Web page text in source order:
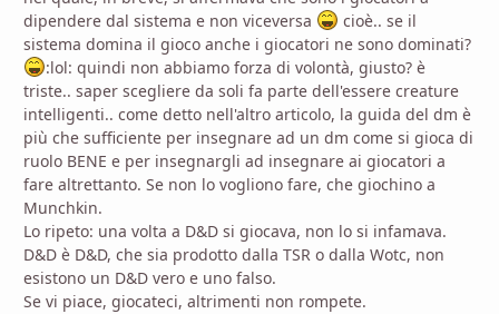
dipendere dal sistema e non viceversa
cioè.. se il
sistema domina il gioco anche i giocatori ne sono dominati?
:lol: quindi non abbiamo forza di volontà, giusto? è
triste.. saper scegliere da soli fa parte dell'essere creature
intelligenti.. come detto nell'altro articolo, la guida del dm è
più che sufficiente per insegnare ad un dm come si gioca di
ruolo BENE e per insegnargli ad insegnare ai giocatori a
fare altrettanto. Se non lo vogliono fare, che giochino a
Munchkin.
Lo ripeto: una volta a D&D si giocava, non lo si infamava.
D&D è D&D, che sia prodotto dalla TSR o dalla Wotc, non
esistono un D&D vero e uno falso.
Se vi piace, giocateci, altrimenti non rompete.